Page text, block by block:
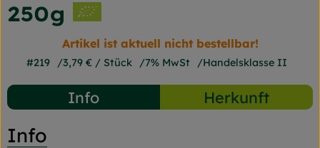
Unsere Kisten
Über uns
Blog
Jetzt bestellen
250g
Artikel ist aktuell nicht bestellbar!
#219 3,79 € / Stück 7% MwSt Handelsklasse II
Info Herkunft
Info